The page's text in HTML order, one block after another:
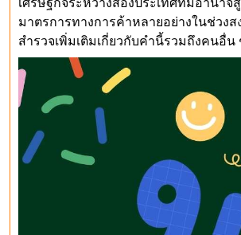
มาตรการทางการค้าหลายอย่างในช่วง
สำรวจเพิ่มเติมเกี่ยวกับคำนี้รวมถึงคนอื่น